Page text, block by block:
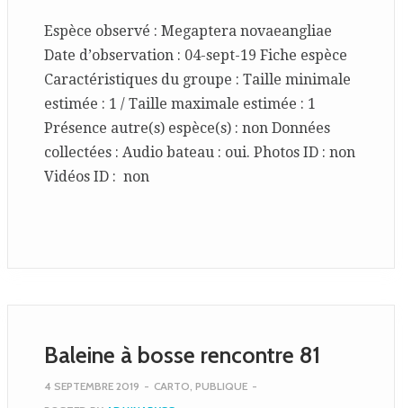
Espèce observé : Megaptera novaeangliae
Date d’observation : 04-sept-19 Fiche espèce
Caractéristiques du groupe : Taille minimale
estimée : 1 / Taille maximale estimée : 1
Présence autre(s) espèce(s) : non Données
collectées : Audio bateau : oui. Photos ID : non
Vidéos ID : non
Baleine à bosse rencontre 81
4 SEPTEMBRE 2019 - CARTO, PUBLIQUE -